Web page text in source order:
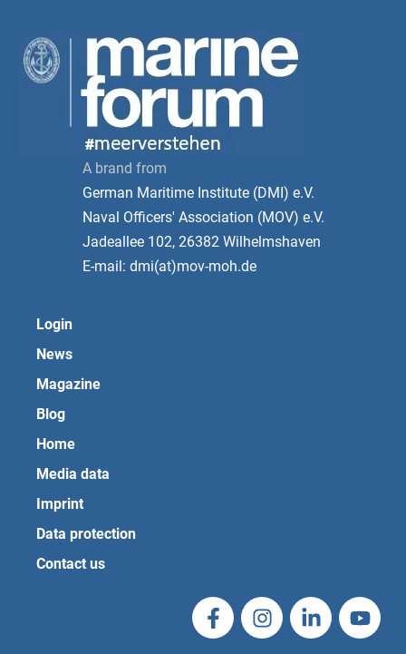
A brand from
German Maritime Institute (DMI) e.V.
Naval Officers' Association (MOV) e.V.
Jadeallee 102, 26382 Wilhelmshaven
E-mail: dmi(at)mov-moh.de
Login
News
Magazine
Blog
Home
Media data
Imprint
Data protection
Contact us